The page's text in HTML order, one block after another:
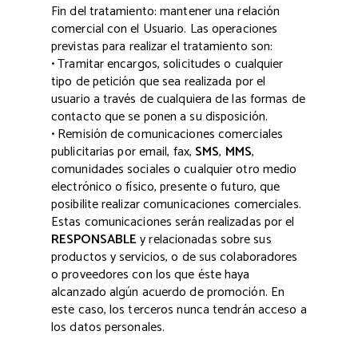
Fin del tratamiento: mantener una relación
comercial con el Usuario. Las operaciones
previstas para realizar el tratamiento son:
• Tramitar encargos, solicitudes o cualquier
tipo de petición que sea realizada por el
usuario a través de cualquiera de las formas de
contacto que se ponen a su disposición.
• Remisión de comunicaciones comerciales
publicitarias por email, fax, SMS, MMS,
comunidades sociales o cualquier otro medio
electrónico o físico, presente o futuro, que
posibilite realizar comunicaciones comerciales.
Estas comunicaciones serán realizadas por el
RESPONSABLEy relacionadas sobre sus
productos y servicios, o de sus colaboradores
o proveedores con los que éste haya
alcanzado algún acuerdo de promoción. En
este caso, los terceros nunca tendrán acceso a
los datos personales.